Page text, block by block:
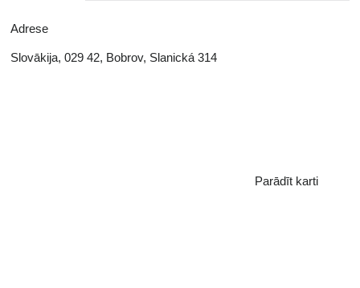
Adrese
Slovākija, 029 42, Bobrov, Slanická 314
Parādīt karti